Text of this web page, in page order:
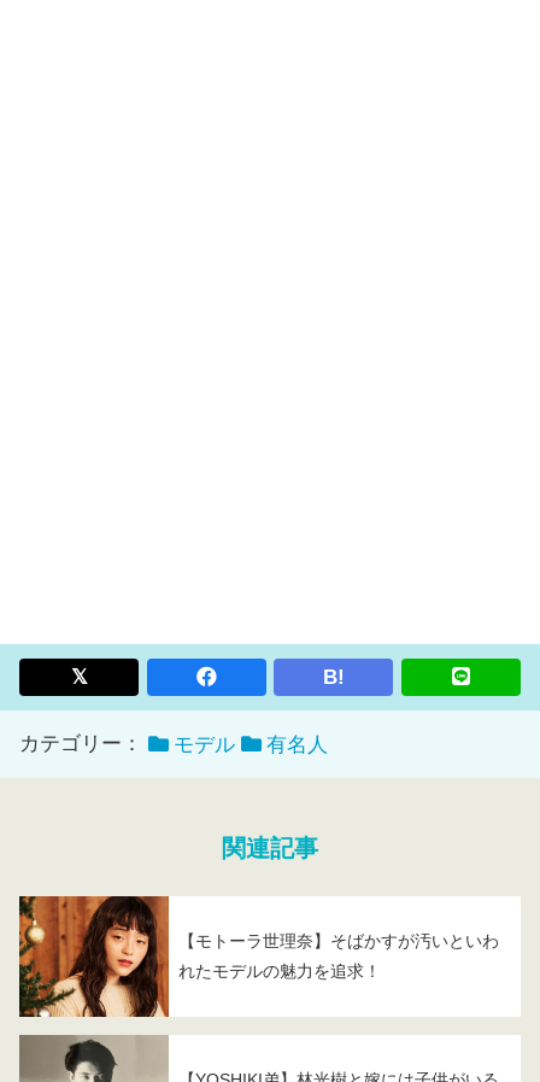
B!
カテゴリー： モデル 有名人
関連記事
【モトーラ世理奈】そばかすが汚いといわ
れたモデルの魅力を追求！